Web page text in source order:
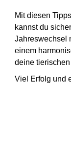
Mit diesen
kannst du
Jahreswechsel
einem
deine
Viel Erfolg und